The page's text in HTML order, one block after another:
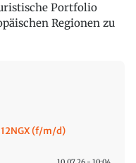
Portfolio
Regionen zu
(f/m/d)